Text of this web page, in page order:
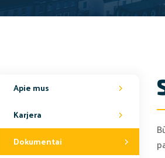
Apie mus
Karjera
Dokumentai